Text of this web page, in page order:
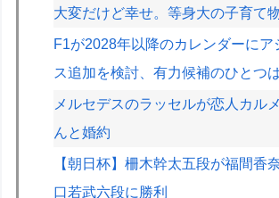
大変だけど幸せ。等身大の子育て物
F1が2028年以降のカレンダーにア
ス追加を検討、有力候補のひとつ
メルセデスのラッセルが恋人カル
んと婚約
【朝日杯】柵木幹太五段が福間香
口若武六段に勝利